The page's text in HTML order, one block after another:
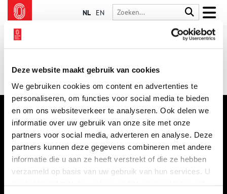
Deze website maakt gebruik van cookies
We gebruiken cookies om content en advertenties te
personaliseren, om functies voor social media te bieden
en om ons websiteverkeer te analyseren. Ook delen we
informatie over uw gebruik van onze site met onze
partners voor social media, adverteren en analyse. Deze
partners kunnen deze gegevens combineren met andere
informatie die u aan ze heeft verstrekt of die ze hebben
verzameld op basis van uw gebruik van hun services. U
NL EN
VERHALEN
NIEUWS
KALENDER